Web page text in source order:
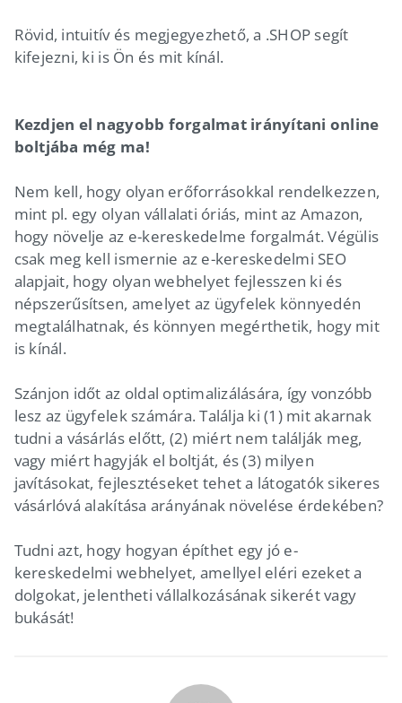
Rövid, intuitív és megjegyezhető, a .SHOP segít
kifejezni, ki is Ön és mit kínál.
Kezdjen el nagyobb forgalmat irányítani online
boltjába még ma!
Nem kell, hogy olyan erőforrásokkal rendelkezzen,
mint pl. egy olyan vállalati óriás, mint az Amazon,
hogy növelje az e-kereskedelme forgalmát. Végülis
csak meg kell ismernie az e-kereskedelmi SEO
alapjait, hogy olyan webhelyet fejlesszen ki és
népszerűsítsen, amelyet az ügyfelek könnyedén
megtalálhatnak, és könnyen megérthetik, hogy mit
is kínál.
Szánjon időt az oldal optimalizálására, így vonzóbb
lesz az ügyfelek számára. Találja ki (1) mit akarnak
tudni a vásárlás előtt, (2) miért nem találják meg,
vagy miért hagyják el boltját, és (3) milyen
javításokat, fejlesztéseket tehet a látogatók sikeres
vásárlóvá alakítása arányának növelése érdekében?
Tudni azt, hogy hogyan építhet egy jó e-
kereskedelmi webhelyet, amellyel eléri ezeket a
dolgokat, jelentheti vállalkozásának sikerét vagy
bukását!